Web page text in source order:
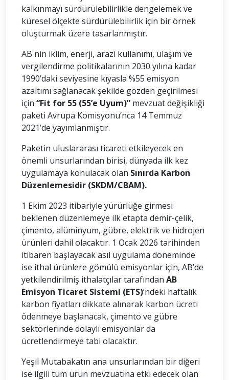
kalkınmayı sürdürülebilirlikle dengelemek ve
küresel ölçekte sürdürülebilirlik için bir örnek
oluşturmak üzere tasarlanmıştır.
AB'nin iklim, enerji, arazi kullanımı, ulaşım ve
vergilendirme politikalarının 2030 yılına kadar
1990’daki seviyesine kıyasla %55 emisyon
azaltımı sağlanacak şekilde gözden geçirilmesi
için “Fit for 55 (55’e Uyum)” mevzuat değişikliği
paketi Avrupa Komisyonu’nca 14 Temmuz
2021’de yayımlanmıştır.
Paketin uluslararası ticareti etkileyecek en
önemli unsurlarından birisi, dünyada ilk kez
uygulamaya konulacak olan Sınırda Karbon
Düzenlemesidir (SKDM/CBAM).
1 Ekim 2023 itibariyle yürürlüğe girmesi
beklenen düzenlemeye ilk etapta demir-çelik,
çimento, alüminyum, gübre, elektrik ve hidrojen
ürünleri dahil olacaktır. 1 Ocak 2026 tarihinden
itibaren başlayacak asıl uygulama döneminde
ise ithal ürünlere gömülü emisyonlar için, AB’de
yetkilendirilmiş ithalatçılar tarafından AB
Emisyon Ticaret Sistemi (ETS)’ndeki haftalık
karbon fiyatları dikkate alınarak karbon ücreti
ödenmeye başlanacak, çimento ve gübre
sektörlerinde dolaylı emisyonlar da
ücretlendirmeye tabi olacaktır.
Yeşil Mutabakatın ana unsurlarından bir diğeri
ise ilgili tüm ürün mevzuatına etki edecek olan